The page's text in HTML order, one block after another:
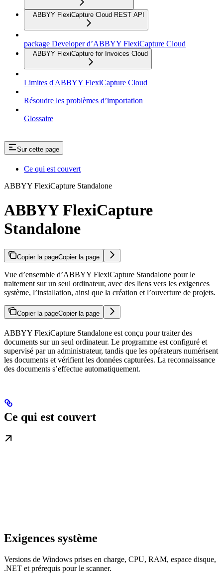
ABBYY FlexiCapture Cloud REST API
package Developer d’ABBYY FlexiCapture Cloud
ABBYY FlexiCapture for Invoices Cloud
Limites d'ABBYY FlexiCapture Cloud
Résoudre les problèmes d’importation
Glossaire
Sur cette page
Ce qui est couvert
ABBYY FlexiCapture Standalone
ABBYY FlexiCapture
Standalone
Copier la pageCopier la page
Vue d’ensemble d’ABBYY FlexiCapture Standalone pour le
traitement sur un seul ordinateur, avec des liens vers les exigences
système, l’installation, ainsi que la création et l’ouverture de projets.
Copier la pageCopier la page
ABBYY FlexiCapture Standalone est conçu pour traiter des
documents sur un seul ordinateur. Le programme est configuré et
supervisé par un administrateur, tandis que les opérateurs numérisent
les documents et vérifient les données capturées. La reconnaissance
des documents s’effectue automatiquement.
Ce qui est couvert
Exigences système
Versions de Windows prises en charge, CPU, RAM, espace disque,
.NET et prérequis pour le scanner.